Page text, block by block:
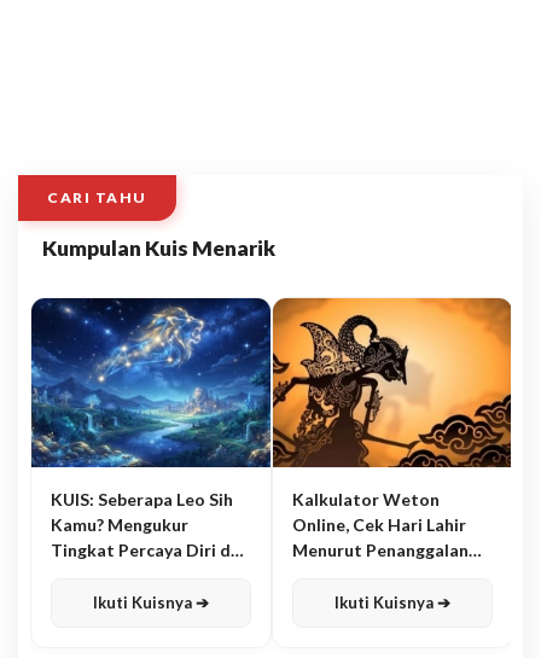
CARI TAHU
Kumpulan Kuis Menarik
KUIS: Seberapa Leo Sih
Kamu? Mengukur
Tingkat Percaya Diri dan
Ikuti Kuisnya ➔
Kalkulator Weton
Online, Cek Hari Lahir
Menurut Penanggalan
Ikuti Kuisnya ➔